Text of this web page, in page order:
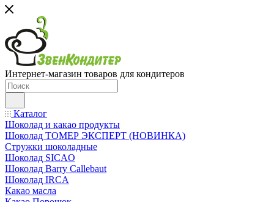
Интернет-магазин товаров для кондитеров
Каталог
Шоколад и какао продукты
Шоколад ТОМЕР ЭКСПЕРТ (НОВИНКА)
Стружки шоколадные
Шоколад SICAO
Шоколад Barry Callebaut
Шоколад IRCA
Какао масла